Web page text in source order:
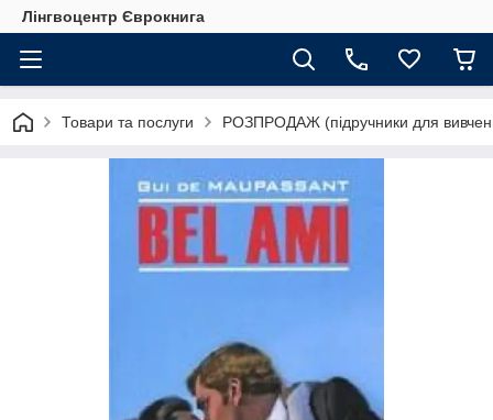
Лінгвоцентр Єврокнига
Товари та послуги РОЗПРОДАЖ (підручники для